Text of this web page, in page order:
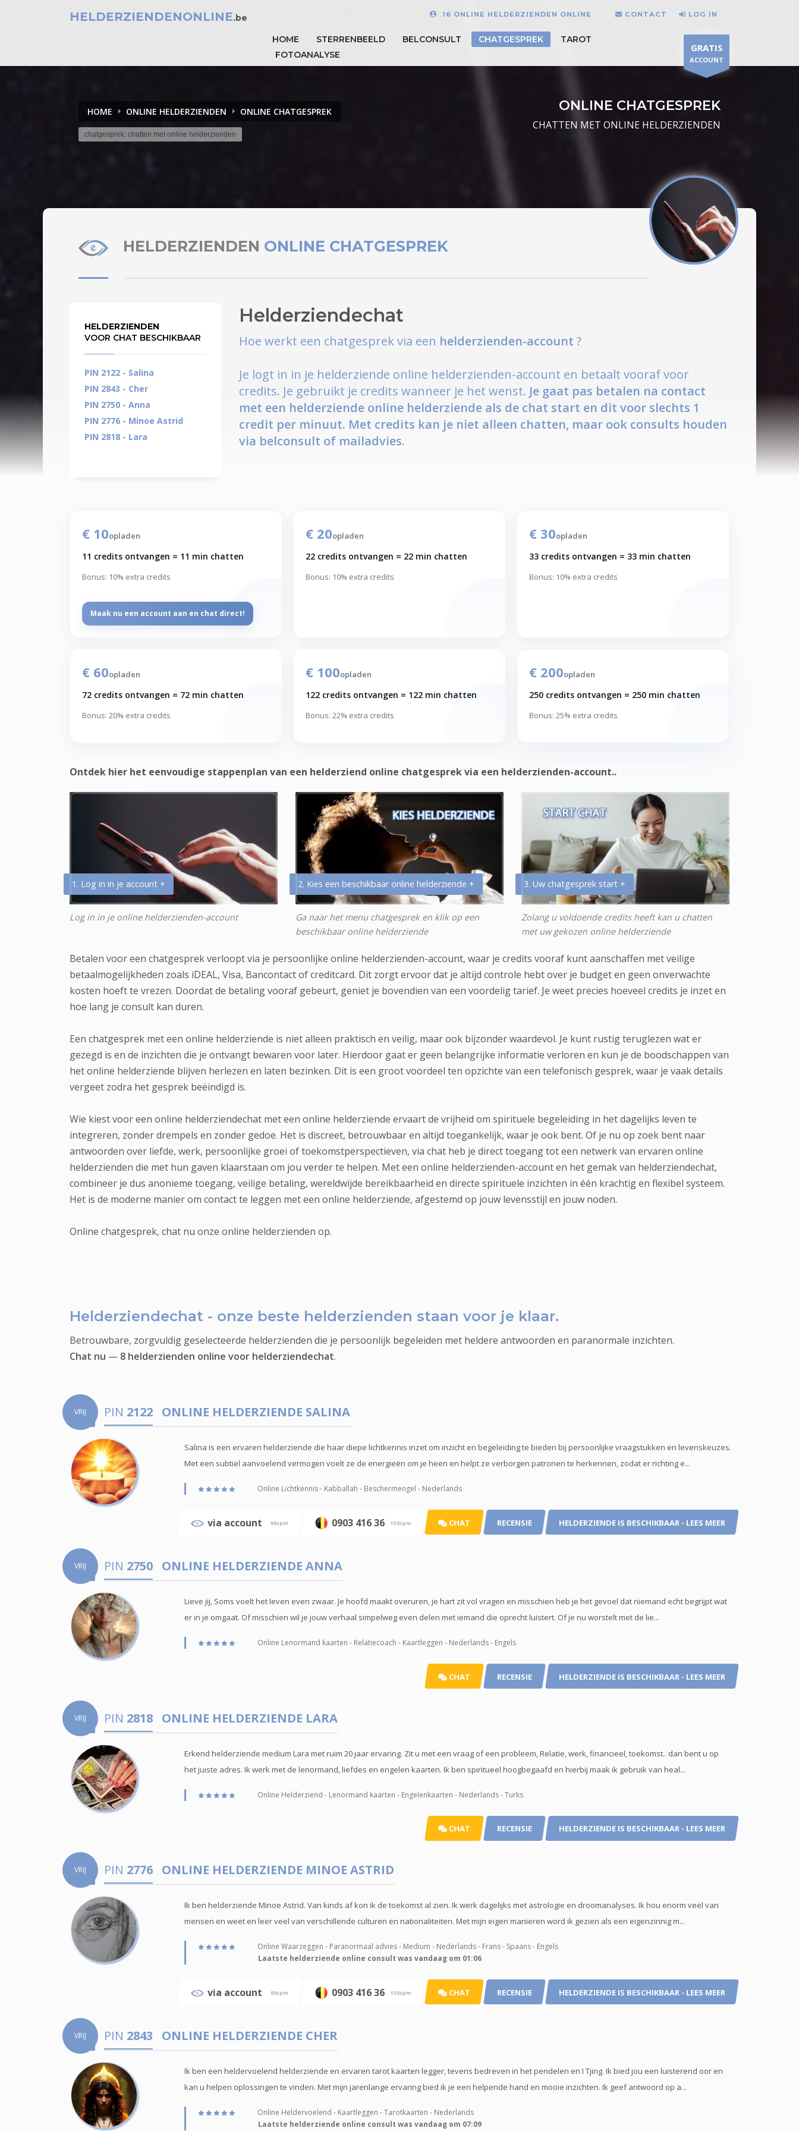
HELDERZIENDENONLINE.be 16 ONLINE HELDERZIENDEN ONLINE CONTACT LOG IN
HOME STERRENBEELD BELCONSULT CHATGESPREK
TAROT
FOTOANALYSE
GRATIS
ACCOUNT
HOME ONLINE HELDERZIENDEN ONLINE CHATGESPREK
chatgesprek: chatten met online helderzienden
ONLINE CHATGESPREK
CHATTEN MET ONLINE HELDERZIENDEN
HELDERZIENDEN ONLINE CHATGESPREK
Helderziendechat
Hoe werkt een chatgesprek via een helderzienden-account ?
Je logt in in je helderziende online helderzienden-account en betaalt vooraf voor
credits. Je gebruikt je credits wanneer je het wenst. Je gaat pas betalen na contact
met een helderziende online helderziende als de chat start en dit voor slechts 1
credit per minuut. Met credits kan je niet alleen chatten, maar ook consults houden
via belconsult of mailadvies.
HELDERZIENDEN
VOOR CHAT BESCHIKBAAR
PIN 2122 - Salina
PIN 2843 - Cher
PIN 2750 - Anna
PIN 2776 - Minoe Astrid
PIN 2818 - Lara
€ 10opladen
11 credits ontvangen = 11 min chatten
Bonus: 10% extra credits
Maak nu een account aan en chat direct!
€ 20opladen
22 credits ontvangen = 22 min chatten
Bonus: 10% extra credits
€ 30opladen
33 credits ontvangen = 33 min chatten
Bonus: 10% extra credits
€ 60opladen
72 credits ontvangen = 72 min chatten
Bonus: 20% extra credits
€ 100opladen
122 credits ontvangen = 122 min chatten
Bonus: 22% extra credits
€ 200opladen
250 credits ontvangen = 250 min chatten
Bonus: 25% extra credits
Ontdek hier het eenvoudige stappenplan van een helderziend online chatgesprek via een helderzienden-account..
1. Log in in je account +
Log in in je online helderzienden-account
2. Kies een beschikbaar online helderziende +
Ga naar het menu chatgesprek en klik op een
beschikbaar online helderziende
3. Uw chatgesprek start +
Zolang u voldoende credits heeft kan u chatten
met uw gekozen online helderziende
Betalen voor een chatgesprek verloopt via je persoonlijke online helderzienden-account, waar je credits vooraf kunt aanschaffen met veilige
betaalmogelijkheden zoals iDEAL, Visa, Bancontact of creditcard. Dit zorgt ervoor dat je altijd controle hebt over je budget en geen onverwachte
kosten hoeft te vrezen. Doordat de betaling vooraf gebeurt, geniet je bovendien van een voordelig tarief. Je weet precies hoeveel credits je inzet en
hoe lang je consult kan duren.
Een chatgesprek met een online helderziende is niet alleen praktisch en veilig, maar ook bijzonder waardevol. Je kunt rustig teruglezen wat er
gezegd is en de inzichten die je ontvangt bewaren voor later. Hierdoor gaat er geen belangrijke informatie verloren en kun je de boodschappen van
het online helderziende blijven herlezen en laten bezinken. Dit is een groot voordeel ten opzichte van een telefonisch gesprek, waar je vaak details
vergeet zodra het gesprek beëindigd is.
Wie kiest voor een online helderziendechat met een online helderziende ervaart de vrijheid om spirituele begeleiding in het dagelijks leven te
integreren, zonder drempels en zonder gedoe. Het is discreet, betrouwbaar en altijd toegankelijk, waar je ook bent. Of je nu op zoek bent naar
antwoorden over liefde, werk, persoonlijke groei of toekomstperspectieven, via chat heb je direct toegang tot een netwerk van ervaren online
helderzienden die met hun gaven klaarstaan om jou verder te helpen. Met een online helderzienden-account en het gemak van helderziendechat,
combineer je dus anonieme toegang, veilige betaling, wereldwijde bereikbaarheid en directe spirituele inzichten in één krachtig en flexibel systeem.
Het is de moderne manier om contact te leggen met een online helderziende, afgestemd op jouw levensstijl en jouw noden.
Online chatgesprek, chat nu onze online helderzienden op.
Helderziendechat - onze beste helderzienden staan voor je klaar.
Betrouwbare, zorgvuldig geselecteerde helderzienden die je persoonlijk begeleiden met heldere antwoorden en paranormale inzichten.
Chat nu — 8 helderzienden online voor helderziendechat.
VRIJ PIN 2122 ONLINE HELDERZIENDE SALINA
Salina is een ervaren helderziende die haar diepe lichtkennis inzet om inzicht en begeleiding te bieden bij persoonlijke vraagstukken en levenskeuzes.
Met een subtiel aanvoelend vermogen voelt ze de energieën om je heen en helpt ze verborgen patronen te herkennen, zodat er richting e...
Online Lichtkennis - Kabballah - Beschermengel - Nederlands
via account 90cpm 0903 416 36 150cpm CHAT RECENSIE HELDERZIENDE IS BESCHIKBAAR - LEES MEER
VRIJ PIN 2750 ONLINE HELDERZIENDE ANNA
Lieve jij, Soms voelt het leven even zwaar. Je hoofd maakt overuren, je hart zit vol vragen en misschien heb je het gevoel dat niemand echt begrijpt wat
er in je omgaat. Of misschien wil je jouw verhaal simpelweg even delen met iemand die oprecht luistert. Of je nu worstelt met de lie...
Online Lenormand kaarten - Relatiecoach - Kaartleggen - Nederlands - Engels
CHAT RECENSIE HELDERZIENDE IS BESCHIKBAAR - LEES MEER
VRIJ PIN 2818 ONLINE HELDERZIENDE LARA
Erkend helderziende medium Lara met ruim 20 jaar ervaring. Zit u met een vraag of een probleem, Relatie, werk, financieel, toekomst.. dan bent u op
het juiste adres. Ik werk met de lenormand, liefdes en engelen kaarten. Ik ben spiritueel hoogbegaafd en hierbij maak ik gebruik van heal...
Online Helderziend - Lenormand kaarten - Engelenkaarten - Nederlands - Turks
CHAT RECENSIE HELDERZIENDE IS BESCHIKBAAR - LEES MEER
VRIJ PIN 2776 ONLINE HELDERZIENDE MINOE ASTRID
Ik ben helderziende Minoe Astrid. Van kinds af kon ik de toekomst al zien. Ik werk dagelijks met astrologie en droomanalyses. Ik hou enorm veel van
mensen en weet en leer veel van verschillende culturen en nationaliteiten. Met mijn eigen manieren word ik gezien als een eigenzinnig m...
Online Waarzeggen - Paranormaal advies - Medium - Nederlands - Frans - Spaans - Engels
Laatste helderziende online consult was vandaag om 01:06
via account 90cpm 0903 416 36 150cpm CHAT RECENSIE HELDERZIENDE IS BESCHIKBAAR - LEES MEER
VRIJ PIN 2843 ONLINE HELDERZIENDE CHER
Ik ben een heldervoelend helderziende en ervaren tarot kaarten legger, tevens bedreven in het pendelen en I Tjing. Ik bied jou een luisterend oor en
kan u helpen oplossingen te vinden. Met mijn jarenlange ervaring bied ik je een helpende hand en mooie inzichten. Ik geef antwoord op a...
Online Heldervoelend - Kaartleggen - Tarotkaarten - Nederlands
Laatste helderziende online consult was vandaag om 07:09